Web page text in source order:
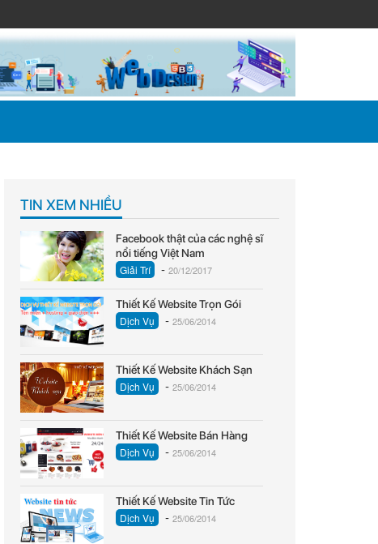
TIN XEM NHIỀU
Facebook thật của các nghệ sĩ
nổi tiếng Việt Nam
Giải Trí - 20/12/2017
Thiết Kế Website Trọn Gói
Dịch Vụ - 25/06/2014
Thiết Kế Website Khách Sạn
Dịch Vụ - 25/06/2014
Thiết Kế Website Bán Hàng
Dịch Vụ - 25/06/2014
Thiết Kế Website Tin Tức
Dịch Vụ - 25/06/2014